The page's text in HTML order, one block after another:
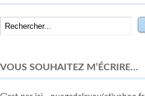
VOUS SOUHAITEZ M’ÉCRIRE…